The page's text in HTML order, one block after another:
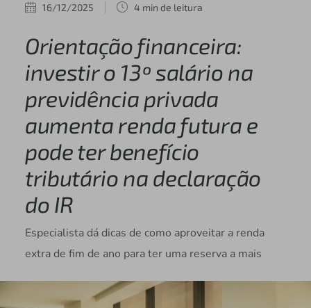
16/12/2025 4 min de leitura
Orientação financeira:
investir o 13º salário na
previdência privada
aumenta renda futura e
pode ter benefício
tributário na declaração
do IR
Especialista dá dicas de como aproveitar a renda
extra de fim de ano para ter uma reserva a mais